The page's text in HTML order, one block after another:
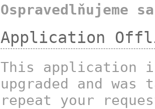
Ospravedlňujeme
Application
This application
upgraded and
repeat your